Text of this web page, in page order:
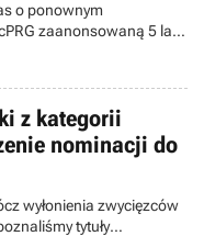
o ponownym
zaanonsowaną 5 lat
nowe
developer to nie
lat.
z kategorii
nominacji do
wyłonienia zwycięzców
tytuły